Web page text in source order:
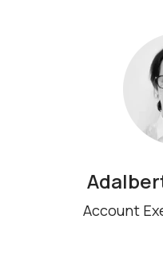
Account